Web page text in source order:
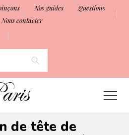
Nos guides
Questions
Nous contacter
de tête de